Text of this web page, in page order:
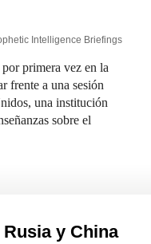
Intelligence Briefings
primera vez en la
frente a una sesión
una institución
sobre el
y China